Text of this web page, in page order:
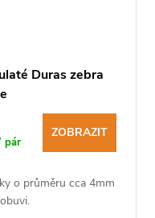
Duras zebra
pár
ZOBRAZIT
o průměru cca 4mm